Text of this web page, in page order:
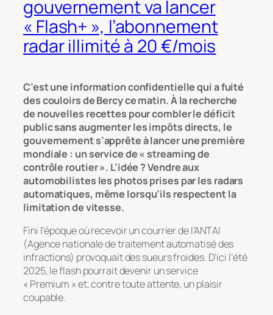
gouvernement va lancer
« Flash+ », l’abonnement
radar illimité à 20 €/mois
C’est une information confidentielle qui a fuité
des couloirs de Bercy ce matin. À la recherche
de nouvelles recettes pour combler le déficit
public sans augmenter les impôts directs, le
gouvernement s’apprête à lancer une première
mondiale : un service de « streaming de
contrôle routier ». L’idée ? Vendre aux
automobilistes les photos prises par les radars
automatiques, même lorsqu’ils respectent la
limitation de vitesse.
Fini l’époque où recevoir un courrier de l’ANTAI
(Agence nationale de traitement automatisé des
infractions) provoquait des sueurs froides. D’ici l’été
2025, le flash pourrait devenir un service
« Premium » et, contre toute attente, un plaisir
coupable.